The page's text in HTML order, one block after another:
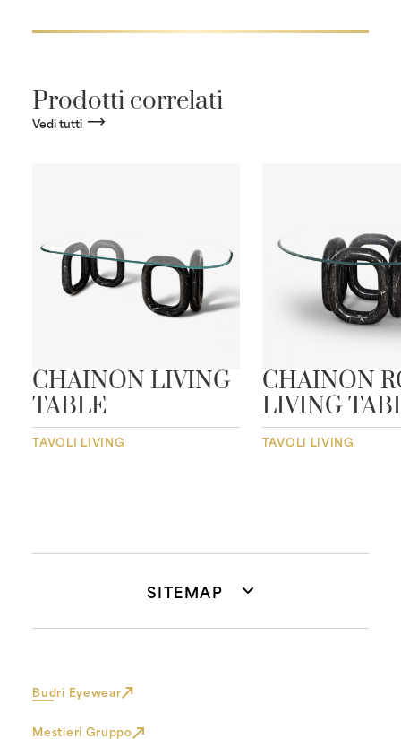
Prodotti correlati
Vedi tutti
CHAINON LIVING
TABLE
TAVOLI LIVING
CHAINON
LIVING
TAVOLI LIVING
SITEMAP
Budri Eyewear
Mestieri Gruppo